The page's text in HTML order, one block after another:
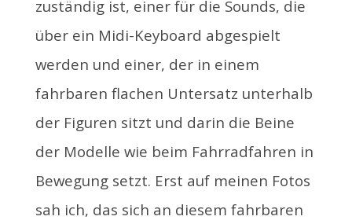
zuständig ist, einer für die Sounds, die
über ein Midi-Keyboard abgespielt
werden und einer, der in einem
fahrbaren flachen Untersatz unterhalb
der Figuren sitzt und darin die Beine
der Modelle wie beim Fahrradfahren in
Bewegung setzt. Erst auf meinen Fotos
sah ich, das sich an diesem fahrbaren